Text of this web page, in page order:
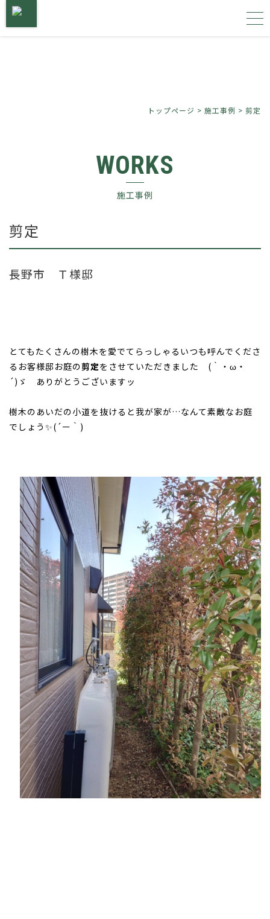
植物図鑑
会社概要
トップページ > 施工事例 > 剪定
WORKS
施工事例
剪定
長野市 Ｔ様邸
とてもたくさんの樹木を愛でてらっしゃるいつも呼んでくださ
るお客様邸お庭の剪定をさせていただきました (｀・ω・
´)ゞ ありがとうございますッ
樹木のあいだの小道を抜けると我が家が…なんて素敵なお庭
でしょう✨(´ー｀)